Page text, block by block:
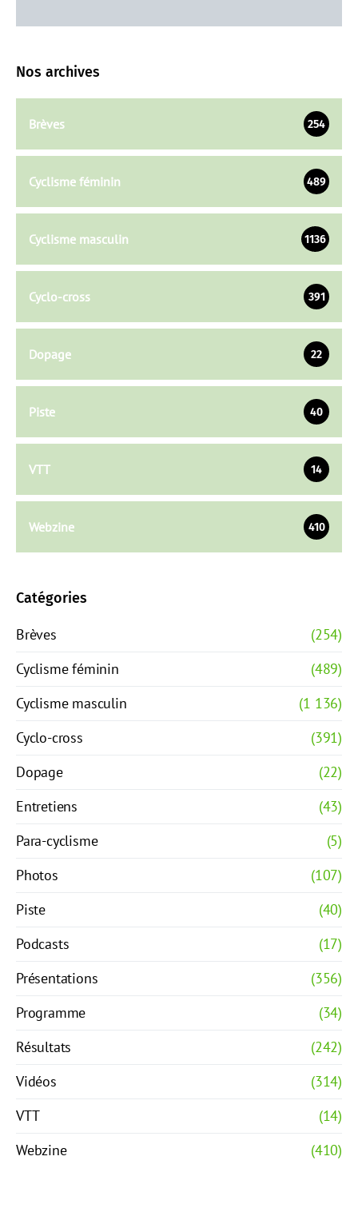
Nos archives
Brèves 254
Cyclisme féminin 489
Cyclisme masculin 1136
Cyclo-cross 391
Dopage 22
Piste 40
VTT 14
Webzine 410
Catégories
Brèves
(254)
Cyclisme féminin
(489)
Cyclisme masculin
(1 136)
Cyclo-cross
(391)
Dopage
(22)
Entretiens
(43)
Para-cyclisme
(5)
Photos
(107)
Piste
(40)
Podcasts
(17)
Présentations
(356)
Programme
(34)
Résultats
(242)
Vidéos
(314)
VTT
(14)
Webzine
(410)